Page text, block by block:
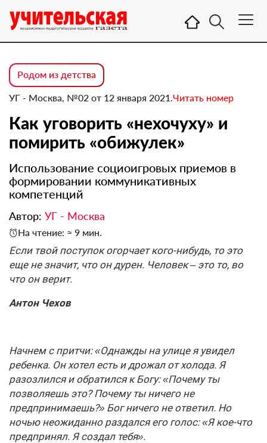
Родом из детства
УГ - Москва, №02 от 12 января 2021.Читать номер
Как уговорить «нехочуху» и
помирить «обижулек»
Использование социоигровых приемов в
формировании коммуникативных
компетенций
Автор: УГ - Москва
На чтение: ≈ 9 мин.
Если твой поступок огорчает кого-нибудь, то это
еще не значит, что он дурен. Человек – это то, во
что он верит.
Антон Чехов
Начнем с притчи: «Однажды на улице я увидел
ребенка. Он хотел есть и дрожал от холода. Я
разозлился и обратился к Богу: «Почему ты
позволяешь это? Почему ты ничего не
предпринимаешь?» Бог ничего не ответил. Но
ночью неожиданно раздался его голос: «Я кое-что
предпринял. Я создал тебя».